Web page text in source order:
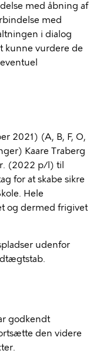
med åbning af
med
i dialog
kunne vurdere de
2021) (A, B, F, O,
Kaare Traberg
(2022 p/l) til
for at skabe sikre
Hele
og dermed frigivet
udenfor
godkendt
den videre